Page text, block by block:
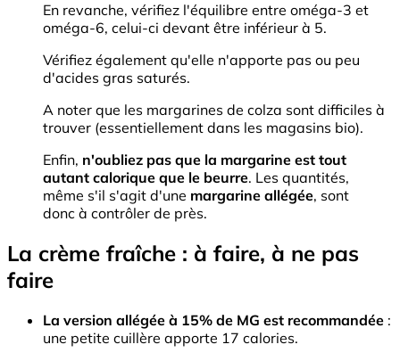
En revanche, vérifiez l'équilibre entre oméga-3 et
oméga-6, celui-ci devant être inférieur à 5.
Vérifiez également qu'elle n'apporte pas ou peu
d'acides gras saturés.
A noter que les margarines de colza sont difficiles à
trouver (essentiellement dans les magasins bio).
Enfin, n'oubliez pas que la margarine est tout
autant calorique que le beurre. Les quantités,
même s'il s'agit d'une margarine allégée, sont
donc à contrôler de près.
La crème fraîche : à faire, à ne pas
faire
La version allégée à 15% de MG est recommandée :
une petite cuillère apporte 17 calories.